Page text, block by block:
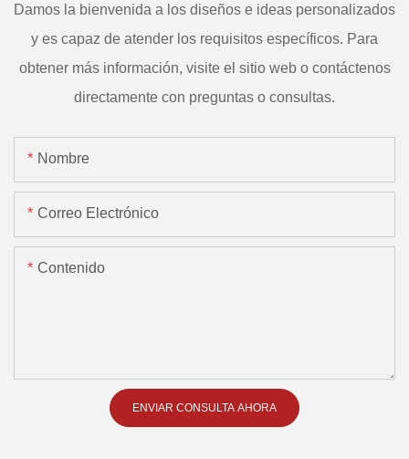
Damos la bienvenida a los diseños e ideas personalizados
y es capaz de atender los requisitos específicos. Para
obtener más información, visite el sitio web o contáctenos
directamente con preguntas o consultas.
Nombre
Correo Electrónico
Contenido
ENVIAR CONSULTA AHORA